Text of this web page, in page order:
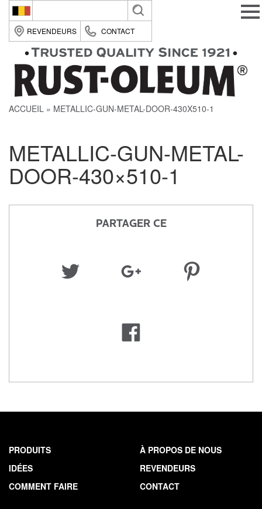
Belgique (fr)
België (nl)
Suomi (fi)
France (fr)
Deutsche (de)
Nederland (nl)
România (ro)
REVENDEURS CONTACT
ACCUEIL METALLIC-GUN-METAL-DOOR-430X510-1
METALLIC-GUN-METAL-
DOOR-430×510-1
PARTAGER CE
PRODUITS
IDÉES
COMMENT FAIRE
À PROPOS DE NOUS
REVENDEURS
CONTACT